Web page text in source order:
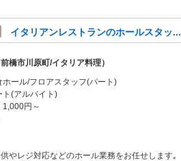
イタリアンレストランのホールスタッ...
橋市川原町/イタリア料理）
ホール/フロアスタッフ(パート)
ト(アルバイト)
1,000円～
やレジ対応などのホール業務をお任せします｡